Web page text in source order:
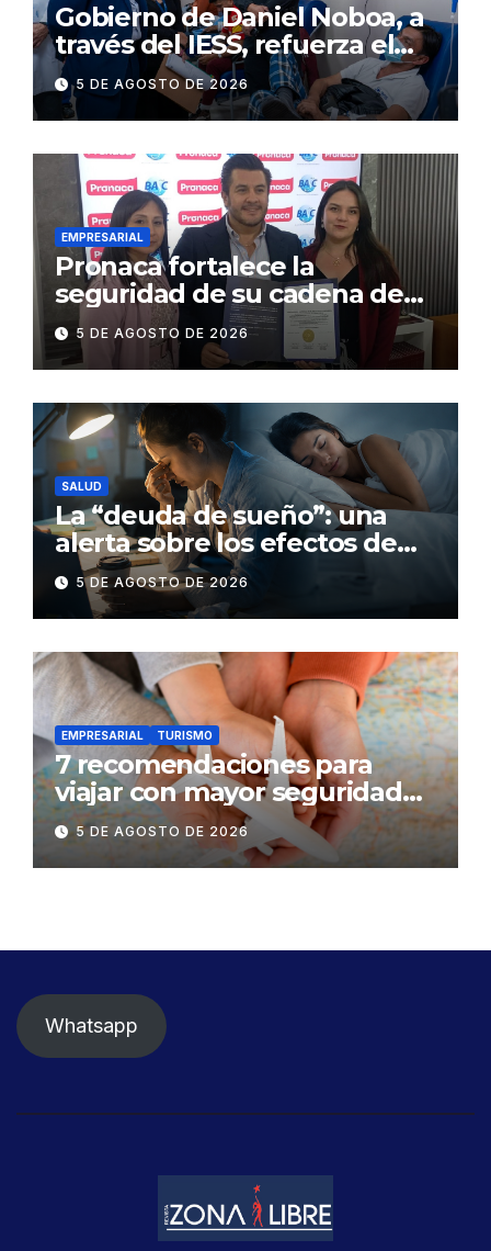
Gobierno de Daniel Noboa, a
través del IESS, refuerza el
abastecimiento de insulina
en 86 establecimientos de
salud
5 DE AGOSTO DE 2026
EMPRESARIAL
Pronaca fortalece la
seguridad de su cadena de
suministro con certificación
BASC en dos plantas
5 DE AGOSTO DE 2026
SALUD
La “deuda de sueño”: una
alerta sobre los efectos de
dormir mal en la salud física y
mental
5 DE AGOSTO DE 2026
EMPRESARIAL TURISMO
7 recomendaciones para
viajar con mayor seguridad
dentro y fuera del Ecuador
5 DE AGOSTO DE 2026
Whatsapp